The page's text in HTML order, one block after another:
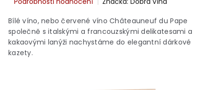
produktu
je
0,0
z
5
Bílé víno, nebo červené víno Châteauneuf du Pape
společně s italskými a francouzskými delikatesami a
kakaovými lanýži nachystáme do elegantní dárkové
kazety.